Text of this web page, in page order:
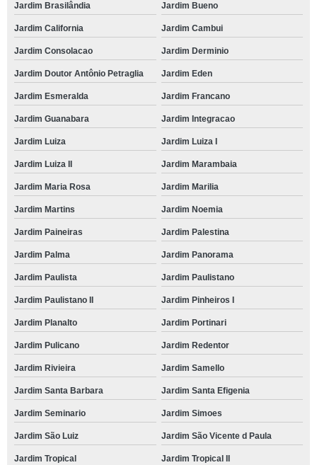
Jardim Brasilândia Jardim Bueno
Jardim California Jardim Cambui
Jardim Consolacao Jardim Derminio
Jardim Doutor Antônio Petraglia Jardim Eden
Jardim Esmeralda Jardim Francano
Jardim Guanabara Jardim Integracao
Jardim Luiza Jardim Luiza I
Jardim Luiza II Jardim Marambaia
Jardim Maria Rosa Jardim Marilia
Jardim Martins Jardim Noemia
Jardim Paineiras Jardim Palestina
Jardim Palma Jardim Panorama
Jardim Paulista Jardim Paulistano
Jardim Paulistano II Jardim Pinheiros I
Jardim Planalto Jardim Portinari
Jardim Pulicano Jardim Redentor
Jardim Rivieira Jardim Samello
Jardim Santa Barbara Jardim Santa Efigenia
Jardim Seminario Jardim Simoes
Jardim São Luiz Jardim São Vicente d Paula
Jardim Tropical Jardim Tropical II